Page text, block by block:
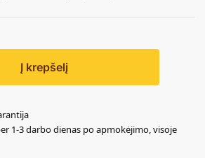
Į krepšelį
1-3 darbo dienas po apmokėjimo, visoje